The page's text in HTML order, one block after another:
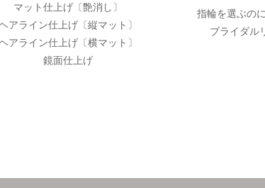
マット仕上げ〔艶消し〕
アライン仕上げ〔縦マット〕
アライン仕上げ〔横マット〕
鏡面仕上げ
指輪を選ぶの
ブライダル